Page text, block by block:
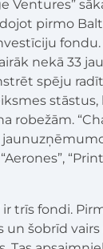
Ventures”
pirmo
fondu.
nekā 33
spēju radīt
robežām.
“Aerones”,
trīs fondi.
un šobrīd